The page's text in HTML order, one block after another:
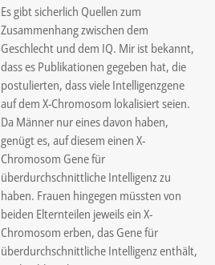
Es gibt sicherlich Quellen zum
Zusammenhang zwischen dem
Geschlecht und dem IQ. Mir ist bekannt,
dass es Publikationen gegeben hat, die
postulierten, dass viele Intelligenzgene
auf dem X-Chromosom lokalisiert seien.
Da Männer nur eines davon haben,
genügt es, auf diesem einen X-
Chromosom Gene für
überdurchschnittliche Intelligenz zu
haben. Frauen hingegen müssten von
beiden Elternteilen jeweils ein X-
Chromosom erben, das Gene für
überdurchschnittliche Intelligenz enthält,